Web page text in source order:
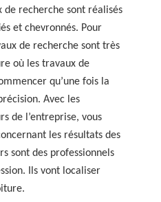
de recherche sont réalisés
et chevronnés. Pour
de recherche sont très
où les travaux de
qu’une fois la
Avec les
de l’entreprise, vous
les résultats des
sont des professionnels
Ils vont localiser